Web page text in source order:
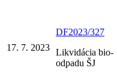
17. 7. 2023
DF2023/327
Likvidácia bio-
odpadu ŠJ